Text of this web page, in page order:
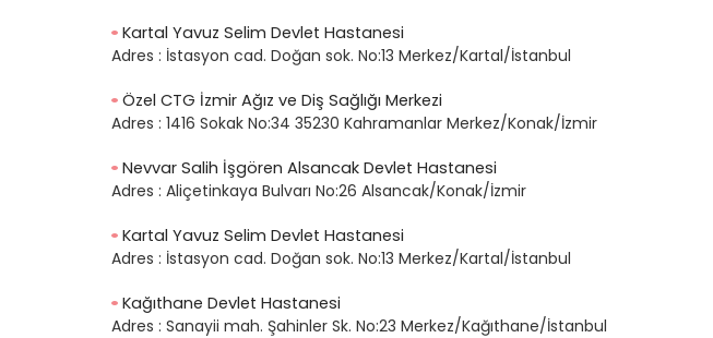
Kartal Yavuz Selim Devlet Hastanesi
Adres : İstasyon cad. Doğan sok. No:13 Merkez/Kartal/İstanbul
Özel CTG İzmir Ağız ve Diş Sağlığı Merkezi
Adres : 1416 Sokak No:34 35230 Kahramanlar Merkez/Konak/İzmir
Nevvar Salih İşgören Alsancak Devlet Hastanesi
Adres : Aliçetinkaya Bulvarı No:26 Alsancak/Konak/İzmir
Kartal Yavuz Selim Devlet Hastanesi
Adres : İstasyon cad. Doğan sok. No:13 Merkez/Kartal/İstanbul
Kağıthane Devlet Hastanesi
Adres : Sanayii mah. Şahinler Sk. No:23 Merkez/Kağıthane/İstanbul